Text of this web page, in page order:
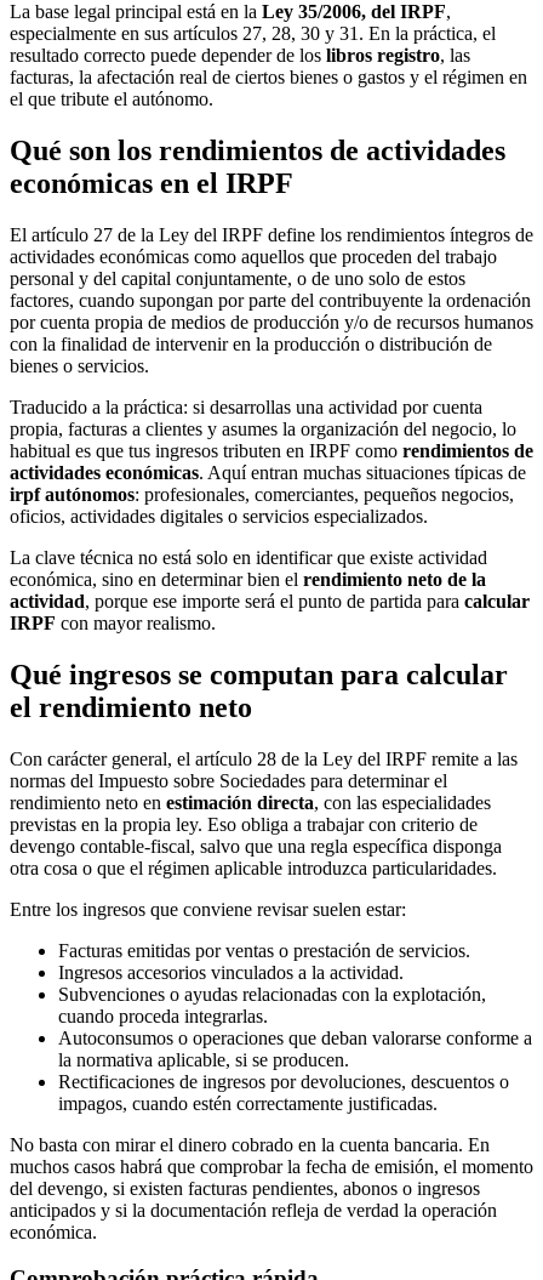
La base legal principal está en la Ley 35/2006, del IRPF,
especialmente en sus artículos 27, 28, 30 y 31. En la práctica, el
resultado correcto puede depender de los libros registro, las
facturas, la afectación real de ciertos bienes o gastos y el régimen en
el que tribute el autónomo.
Qué son los rendimientos de actividades
económicas en el IRPF
El artículo 27 de la Ley del IRPF define los rendimientos íntegros de
actividades económicas como aquellos que proceden del trabajo
personal y del capital conjuntamente, o de uno solo de estos
factores, cuando supongan por parte del contribuyente la ordenación
por cuenta propia de medios de producción y/o de recursos humanos
con la finalidad de intervenir en la producción o distribución de
bienes o servicios.
Traducido a la práctica: si desarrollas una actividad por cuenta
propia, facturas a clientes y asumes la organización del negocio, lo
habitual es que tus ingresos tributen en IRPF como rendimientos de
actividades económicas. Aquí entran muchas situaciones típicas de
irpf autónomos: profesionales, comerciantes, pequeños negocios,
oficios, actividades digitales o servicios especializados.
La clave técnica no está solo en identificar que existe actividad
económica, sino en determinar bien el rendimiento neto de la
actividad, porque ese importe será el punto de partida para calcular
IRPF con mayor realismo.
Qué ingresos se computan para calcular
el rendimiento neto
Con carácter general, el artículo 28 de la Ley del IRPF remite a las
normas del Impuesto sobre Sociedades para determinar el
rendimiento neto en estimación directa, con las especialidades
previstas en la propia ley. Eso obliga a trabajar con criterio de
devengo contable-fiscal, salvo que una regla específica disponga
otra cosa o que el régimen aplicable introduzca particularidades.
Entre los ingresos que conviene revisar suelen estar:
Facturas emitidas por ventas o prestación de servicios.
Ingresos accesorios vinculados a la actividad.
Subvenciones o ayudas relacionadas con la explotación,
cuando proceda integrarlas.
Autoconsumos o operaciones que deban valorarse conforme a
la normativa aplicable, si se producen.
Rectificaciones de ingresos por devoluciones, descuentos o
impagos, cuando estén correctamente justificadas.
No basta con mirar el dinero cobrado en la cuenta bancaria. En
muchos casos habrá que comprobar la fecha de emisión, el momento
del devengo, si existen facturas pendientes, abonos o ingresos
anticipados y si la documentación refleja de verdad la operación
económica.